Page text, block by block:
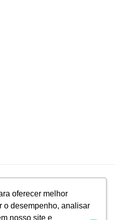
oferecer melhor
o desempenho, analisar
nosso site e
Ads em Curitiba